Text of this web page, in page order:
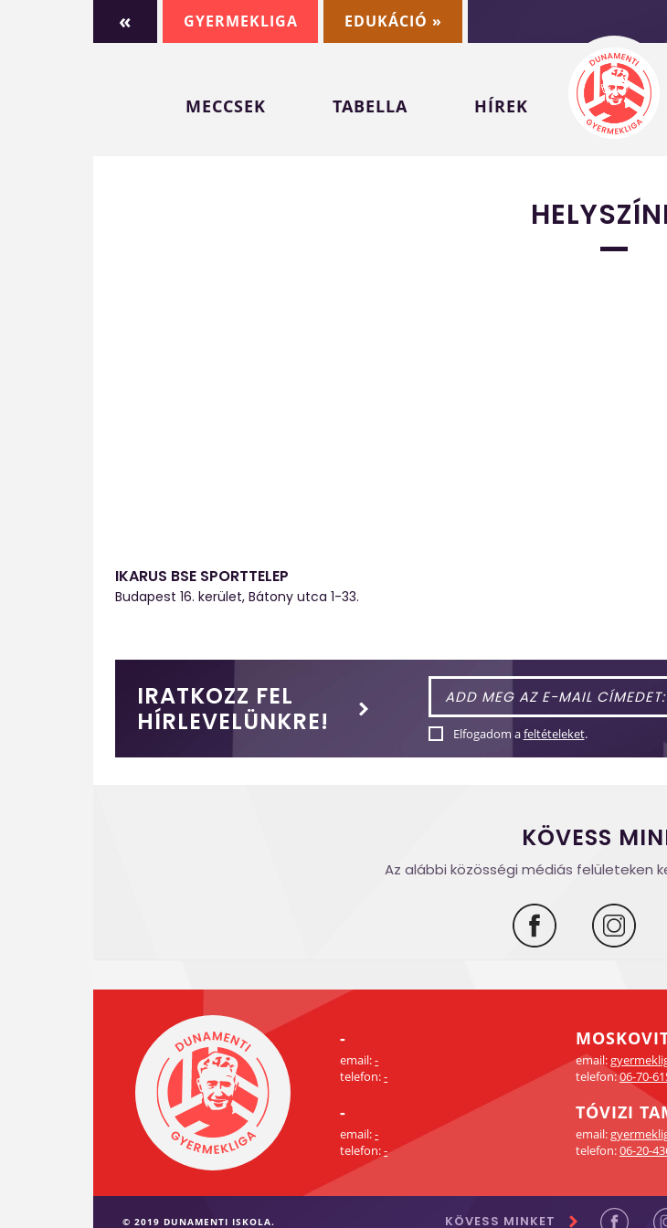
« GYERMEKLIGA EDUKÁCIÓ »
MECCSEK TABELLA HÍREK
IKARUS BSE SPORTTELEP
Budapest 16. kerület, Bátony utca 1-33.
IRATKOZZ FEL
HÍRLEVELÜNKRE!
Elfogadom afeltételeket.
KÖVESS
Az alábbi közösségi médiás felületeken
-
email:-
telefon:-
email:
telefon:06-70-
-
email:-
telefon:-
TÓVIZI
email:
telefon:06-20-
© 2019 DUNAMENTI ISKOLA. KÖVESS MINKET